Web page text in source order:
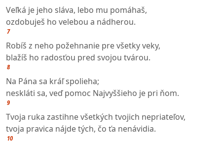
Veľká je jeho sláva, lebo mu pomáhaš,
ozdobuješ ho velebou a nádherou.
7
Robíš z neho požehnanie pre všetky veky,
blažíš ho radosťou pred svojou tvárou.
8
Na Pána sa kráľ spolieha;
neskláti sa, veď pomoc Najvyššieho je pri ňom.
9
Tvoja ruka zastihne všetkých tvojich nepriateľov,
tvoja pravica nájde tých, čo ťa nenávidia.
10